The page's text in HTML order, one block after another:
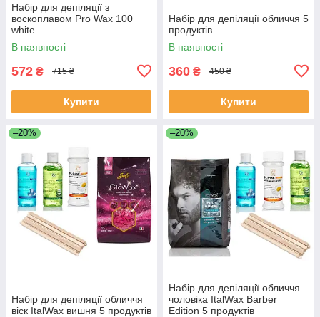
Набір для депіляції з
воскоплавом Pro Wax 100
white
В наявності
572 ₴ 715 ₴
Купити
Набір для депіляції обличчя 5
продуктів
В наявності
360 ₴ 450 ₴
Купити
–20%
Набір для депіляції обличчя
віск ItalWax вишня 5 продуктів
–20%
Набір для депіляції обличчя
чоловіка ItalWax Barber
Edition 5 продуктів